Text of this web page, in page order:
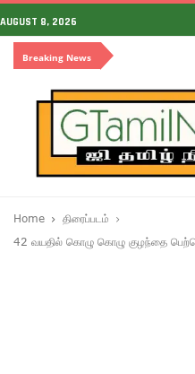
AUGUST 8, 2026
Breaking News
Home
திரைப்படம்
42 வயதில் கொழு கொழு குழந்தை